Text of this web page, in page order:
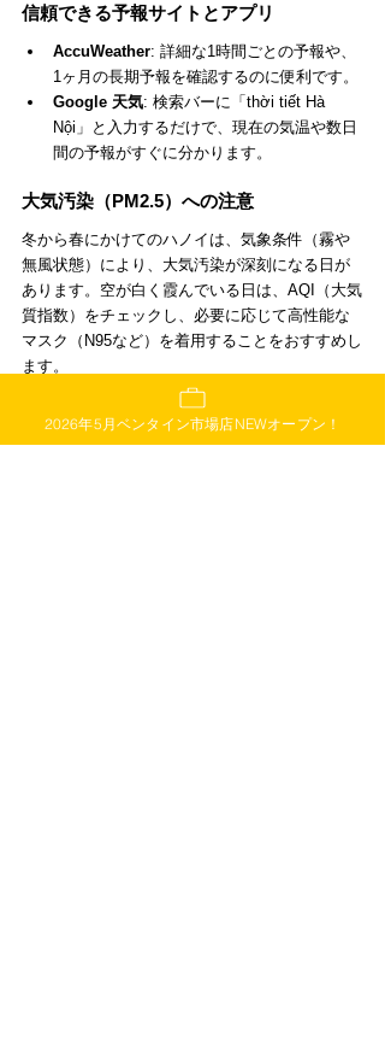
信頼できる予報サイトとアプリ
AccuWeather: 詳細な1時間ごとの予報や、
1ヶ月の長期予報を確認するのに便利です。
Google 天気: 検索バーに「thời tiết Hà
Nội」と入力するだけで、現在の気温や数日
間の予報がすぐに分かります。
大気汚染（PM2.5）への注意
冬から春にかけてのハノイは、気象条件（霧や
無風状態）により、大気汚染が深刻になる日が
あります。空が白く霞んでいる日は、AQI（大気
質指数）をチェックし、必要に応じて高性能な
マスク（N95など）を着用することをおすすめし
ます。
ハノイの天気に関するよくある質
問（FAQ）
2026年5月ベンタイン市場店NEWオープン！